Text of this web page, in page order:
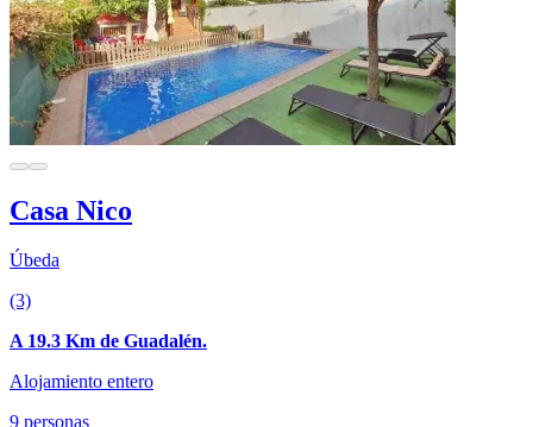
Casa Nico
Úbeda
(3)
A 19.3 Km de Guadalén.
Alojamiento entero
9 personas